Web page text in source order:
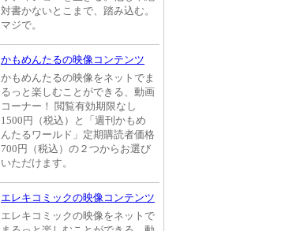
対書かないとこまで、踏み込む。
マジで。
かもめんたるの映像コンテンツ
かもめんたるの映像をネットでま
るっと楽しむことができる、動画
コーナー！ 閲覧有効期限なし
1500円（税込）と「週刊かもめ
んたるワールド」定期購読者価格
700円（税込）の２つからお選び
いただけます。
エレキコミックの映像コンテンツ
エレキコミックの映像をネットで